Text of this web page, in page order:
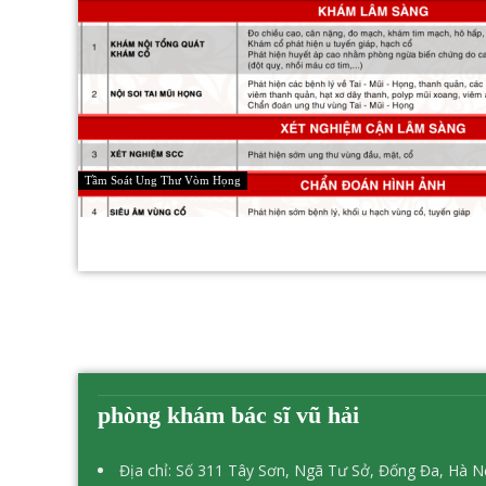
Tầm Soát Ung Thư Vòm Họng
phòng khám bác sĩ vũ hải
Địa chỉ: Số 311 Tây Sơn, Ngã Tư Sở, Đống Đa, Hà